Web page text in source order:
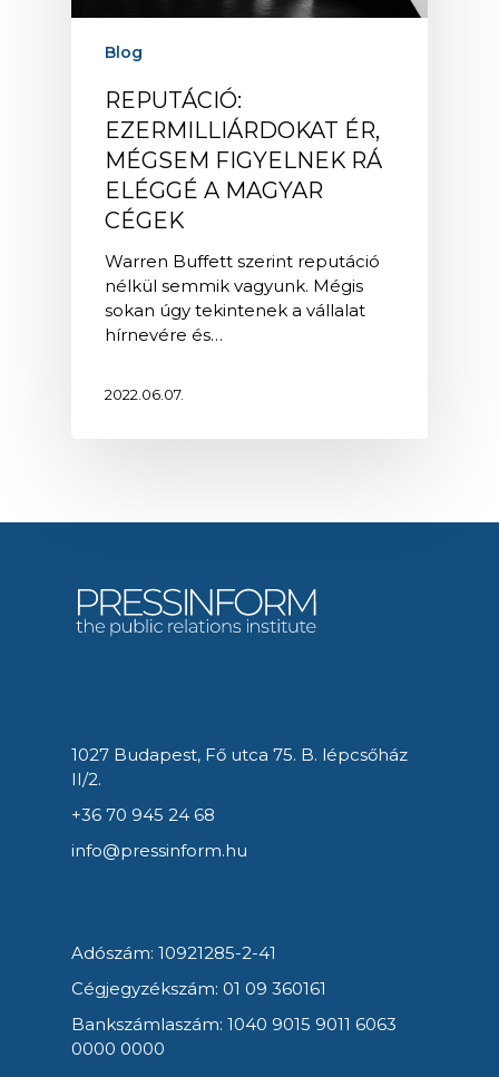
Blog
REPUTÁCIÓ:
EZERMILLIÁRDOKAT ÉR,
MÉGSEM FIGYELNEK RÁ
ELÉGGÉ A MAGYAR
CÉGEK
Warren Buffett szerint reputáció
nélkül semmik vagyunk. Mégis
sokan úgy tekintenek a vállalat
hírnevére és…
2022.06.07.
1027 Budapest, Fő utca 75. B. lépcsőház
II/2.
+36 70 945 24 68
info@pressinform.hu
Adószám: 10921285-2-41
Cégjegyzékszám: 01 09 360161
Bankszámlaszám: 1040 9015 9011 6063
0000 0000